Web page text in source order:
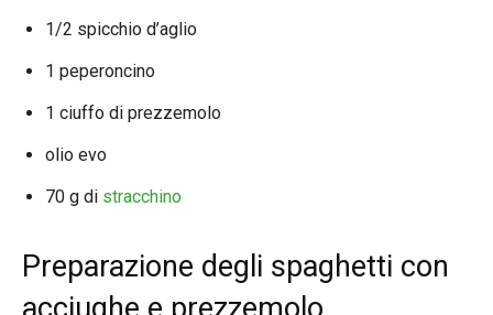
1/2 spicchio d’aglio
1 peperoncino
1 ciuffo di prezzemolo
olio evo
70 g di stracchino
Preparazione degli spaghetti con